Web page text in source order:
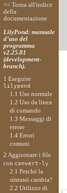
<< Torna all'indice
della
documentazione
LilyPond: manuale
d’uso del
programma
v2.25.81
(development-
branch).
1 Eseguire
lilypond
1.1 Uso normale
1.2 Uso da linea
di comando
1.3 Messaggi di
errore
1.4 Errori
comuni
2 Aggiornare i file
con convert-ly
2.1 Perché la
sintassi cambia?
2.2 Utilizzo di